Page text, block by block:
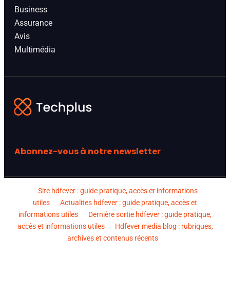
Business
Assurance
Avis
Multimédia
Abonnez-vous à notre newsletter
Site hdfever : guide pratique, accès et informations
utiles
Actualites hdfever : guide pratique, accès et
informations utiles
Dernière sortie hdfever : guide pratique,
accès et informations utiles
Hdfever media blog : rubriques,
archives et contenus récents